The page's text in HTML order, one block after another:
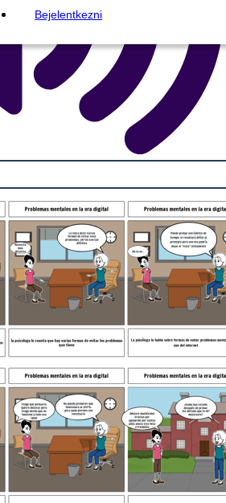
Bejelentkezni